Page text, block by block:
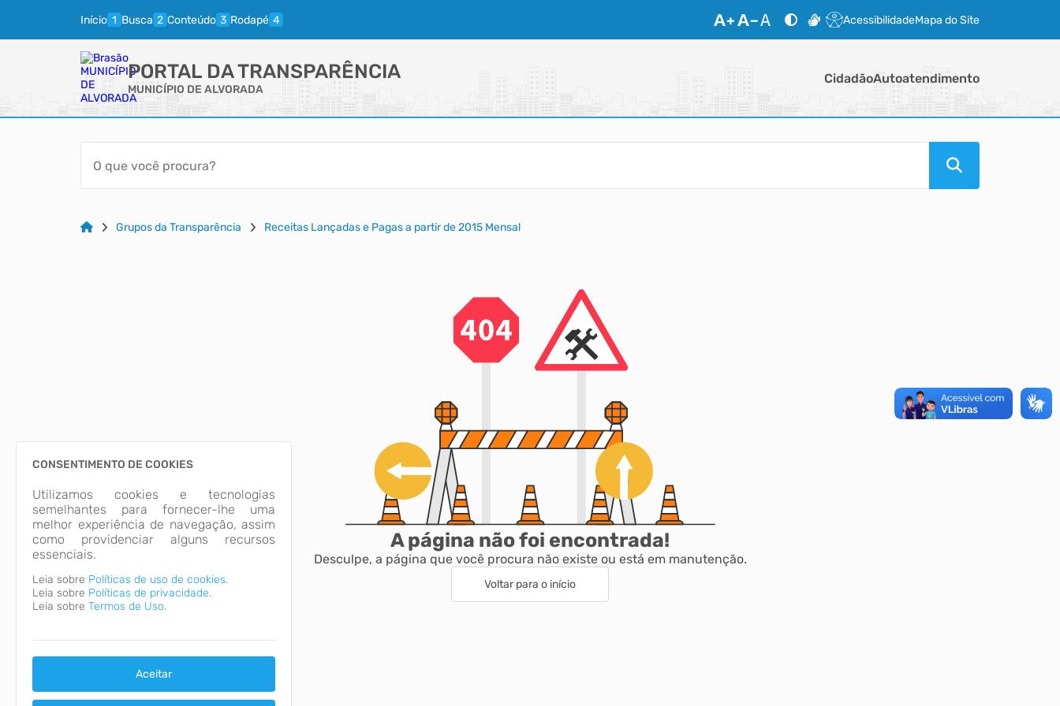
Início Busca Conteúdo Rodapé AcessibilidadeMapa do Site
PORTAL DA TRANSPARÊNCIA
MUNICÍPIO DE ALVORADA
CidadãoAutoatendimento
Grupos da Transparência Receitas Lançadas e Pagas a partir de 2015 Mensal
A página não foi encontrada!
Desculpe, a página que você procura não existe ou está em manutenção.
Voltar para o início
CONSENTIMENTO DE COOKIES
Utilizamos cookies e tecnologias
semelhantes para fornecer-lhe uma
melhor experiência de navegação, assim
como providenciar alguns recursos
essenciais.
Leia sobre Políticas de uso de cookies.
Leia sobre Políticas de privacidade.
Leia sobre Termos de Uso.
Aceitar